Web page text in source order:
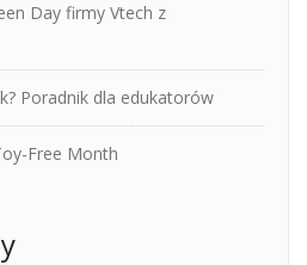
Day firmy Vtech z
Poradnik dla edukatorów
Free Month